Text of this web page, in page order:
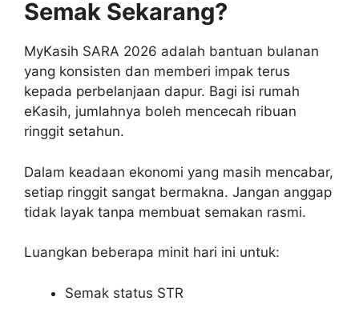
Semak Sekarang?
MyKasih SARA 2026 adalah bantuan bulanan
yang konsisten dan memberi impak terus
kepada perbelanjaan dapur. Bagi isi rumah
eKasih, jumlahnya boleh mencecah ribuan
ringgit setahun.
Dalam keadaan ekonomi yang masih mencabar,
setiap ringgit sangat bermakna. Jangan anggap
tidak layak tanpa membuat semakan rasmi.
Luangkan beberapa minit hari ini untuk:
Semak status STR